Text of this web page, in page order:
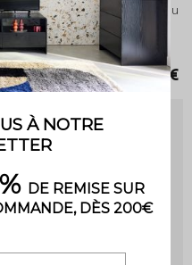
Canapé convertible 2 places tissu
3.7 (20)
299,99 € 269,99 €